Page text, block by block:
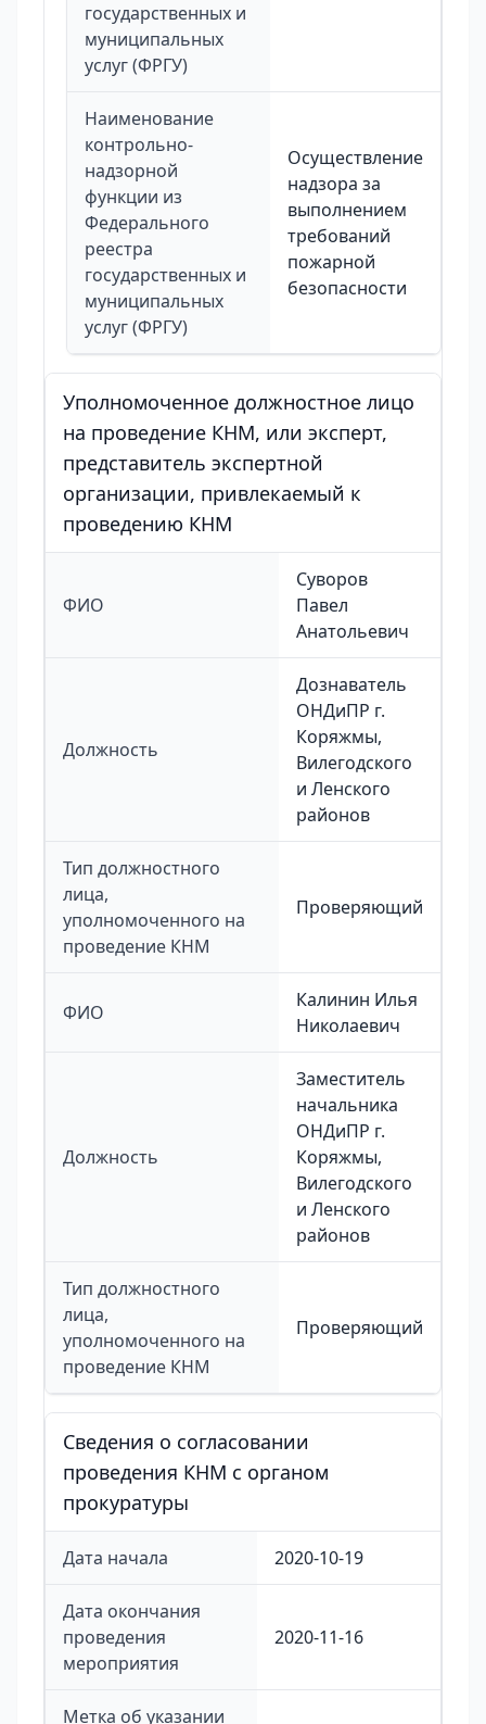
государственных и
муниципальных
услуг (ФРГУ)
Наименование
контрольно-
надзорной
функции из
Федерального
реестра
государственных и
муниципальных
услуг (ФРГУ)
Осуществление
надзора за
выполнением
требований
пожарной
безопасности
Уполномоченное должностное лицо
на проведение КНМ, или эксперт,
представитель экспертной
организации, привлекаемый к
проведению КНМ
ФИО
Суворов
Павел
Анатольевич
Должность
Дознаватель
ОНДиПР г.
Коряжмы,
Вилегодского
и Ленского
районов
Тип должностного
лица,
уполномоченного на
проведение КНМ
Проверяющий
ФИО
Калинин Илья
Николаевич
Должность
Заместитель
начальника
ОНДиПР г.
Коряжмы,
Вилегодского
и Ленского
районов
Тип должностного
лица,
уполномоченного на
проведение КНМ
Проверяющий
Сведения о согласовании
проведения КНМ с органом
прокуратуры
Дата начала 2020-10-19
Дата окончания
проведения
мероприятия
2020-11-16
Метка об указании